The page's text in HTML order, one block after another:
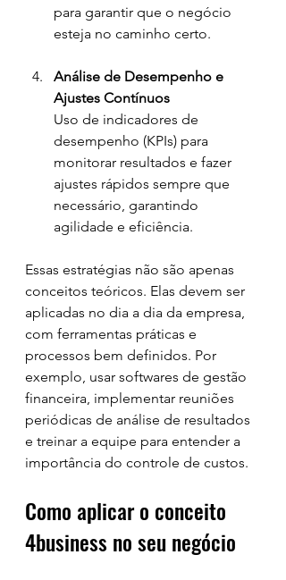
para garantir que o negócio
esteja no caminho certo.
Análise de Desempenho e
Ajustes Contínuos
Uso de indicadores de
desempenho (KPIs) para
monitorar resultados e fazer
ajustes rápidos sempre que
necessário, garantindo
agilidade e eficiência.
Essas estratégias não são apenas
conceitos teóricos. Elas devem ser
aplicadas no dia a dia da empresa,
com ferramentas práticas e
processos bem definidos. Por
exemplo, usar softwares de gestão
financeira, implementar reuniões
periódicas de análise de resultados
e treinar a equipe para entender a
importância do controle de custos.
Como aplicar o conceito
4business no seu negócio